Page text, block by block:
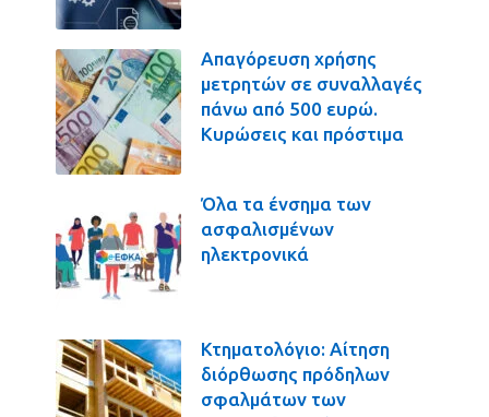
Απαγόρευση χρήσης
μετρητών σε συναλλαγές
πάνω από 500 ευρώ.
Κυρώσεις και πρόστιμα
Όλα τα ένσημα των
ασφαλισμένων
ηλεκτρονικά
Κτηματολόγιο: Αίτηση
διόρθωσης πρόδηλων
σφαλμάτων των